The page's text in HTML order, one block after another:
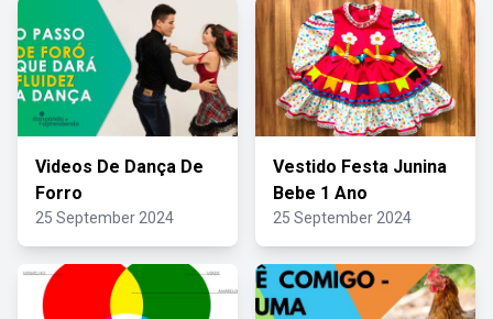
Videos De Dança De
Forro
25 September 2024
Vestido Festa Junina
Bebe 1 Ano
25 September 2024